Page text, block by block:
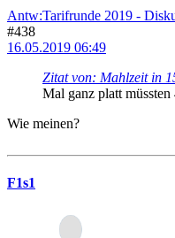
Antw:Tarifrunde 2019 -
#438
16.05.2019 06:49
Zitat von: Mahlzeit in
Mal ganz platt
Wie meinen?
F1s1